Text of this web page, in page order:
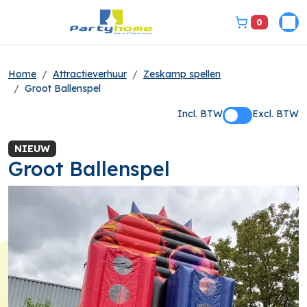
bel ons
0
Home Attractieverhuur
Zeskamp spellen
Groot Ballenspel
Incl. BTW Excl. BTW
NIEUW
Groot Ballenspel